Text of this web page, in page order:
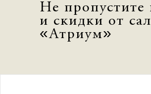
Не пропустите
и скидки от
«Атриум»